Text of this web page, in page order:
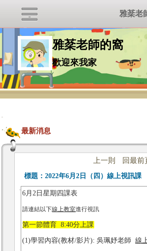
雅棻老師的窩
歡迎來我家
:::
最新消息
上一則 回最前
標題：2022年6月2日（四）線上視訊課
6月2日星期四課表
請連結以下線上教室進行視訊
第一節體育 8:40分上課
(1)學習內容(教材/影片): 吳珮妤老師線
雅棻老